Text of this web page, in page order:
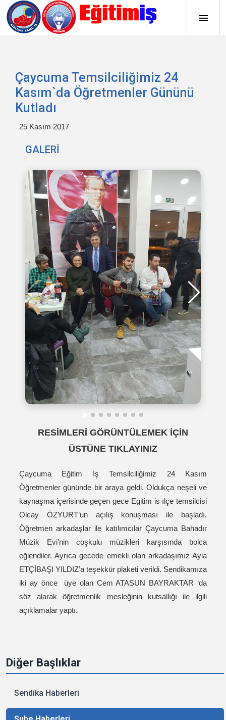
Diğer Başlıklar
Sendika Haberleri
Çaycuma Temsilciliğimiz 24
Kasım`da Öğretmenler Gününü
Kutladı
25 Kasım 2017
GALERİ
RESİMLERİ GÖRÜNTÜLEMEK İÇİN
ÜSTÜNE TIKLAYINIZ
Çaycuma Eğitim İş Temsilciliğimiz 24 Kasım
Öğretmenler gününde bir araya geldi. Oldukça neşeli ve
kaynaşma içerisinde geçen gece Egitim is ılçe temsilcisi
Olcay ÖZYURT’un açılış konuşması ile başladı.
Öğretmen arkadaşlar ile katılımcılar Çaycuma Bahadır
Müzik Evi’nin coşkulu müzikleri karşısında bolca
eğlendiler. Ayrıca gecede emekli olan arkadaşımız Ayla
ETÇİBAŞI YILDIZ’a teşekkür plaketi verildi. Sendikamıza
iki ay önce üye olan Cem ATASUN BAYRAKTAR ‘da
söz alarak öğretmenlik mesleğinin kutsallığı ile ilgili
açıklamalar yaptı.